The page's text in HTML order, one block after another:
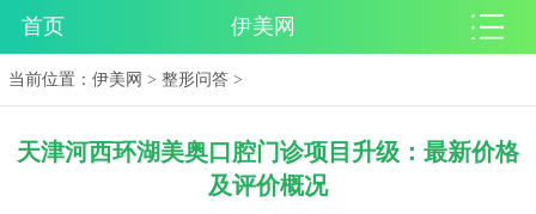
首页 伊美网
当前位置：伊美网 >整形问答 >
天津河西环湖美奥口腔门诊项目升级：最新价格
及评价概况